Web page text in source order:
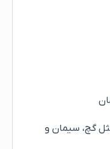
گچ، سیمان و